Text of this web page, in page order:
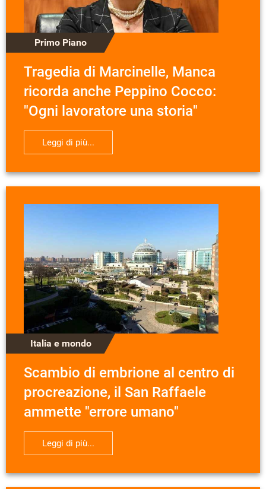
Primo Piano
Tragedia di Marcinelle, Manca
ricorda anche Peppino Cocco:
"Ogni lavoratore una storia"
Leggi di più...
Italia e mondo
Scambio di embrione al centro di
procreazione, il San Raffaele
ammette "errore umano"
Leggi di più...